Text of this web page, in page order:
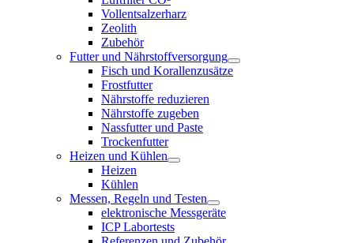
Vollentsalzerharz
Zeolith
Zubehör
Futter und Nährstoffversorgung
Fisch und Korallenzusätze
Frostfutter
Nährstoffe reduzieren
Nährstoffe zugeben
Nassfutter und Paste
Trockenfutter
Heizen und Kühlen
Heizen
Kühlen
Messen, Regeln und Testen
elektronische Messgeräte
ICP Labortests